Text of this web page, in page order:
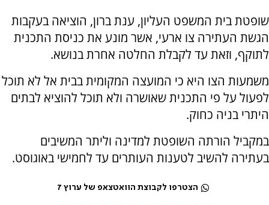
שופטת בית המשפט העליון, ענת ברון, הוציאה בעקבות
הגשת העתירה צו ארעי, אשר מונע את כניסת התכנית
לתוקף, וזאת עד לקבלת החלטה אחרת בנושא.
משמעות הצו היא כי המועצה המקומית בבית אל לא תוכל
לפעול על פי התכנית שאושרה ולא תוכל להוציא לבתים
היתרי בניה כחוק.
במקביל הורתה השופטת למדינה וליתר המשיבים
בעתירה להשיב לטענות העותרים עד לחמישי באוגוסט.
הצטרפו לקבוצת הוואטצאפ של ערוץ 7